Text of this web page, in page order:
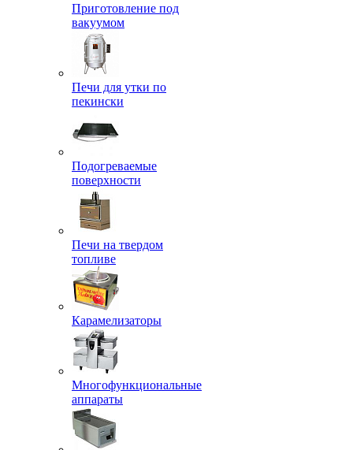
Приготовление под
вакуумом
Печи для утки по
пекински
Подогреваемые
поверхности
Печи на твердом
топливе
Карамелизаторы
Многофункциональные
аппараты